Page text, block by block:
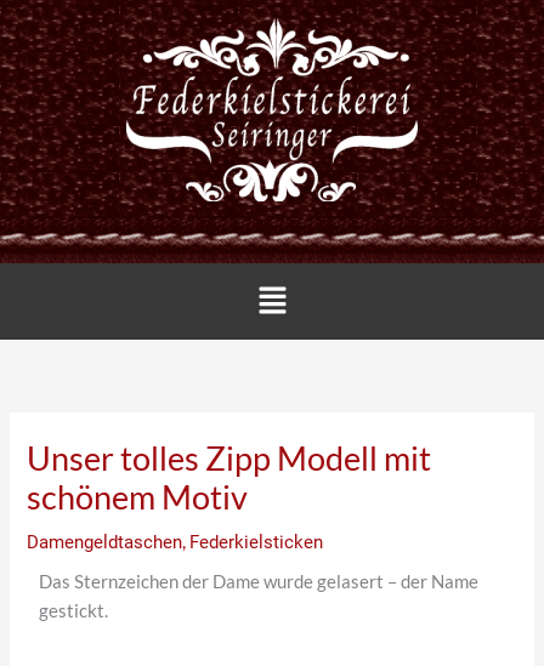
Zum
Inhalt
springen
Menü
Unser tolles Zipp Modell mit
schönem Motiv
Damengeldtaschen, Federkielsticken
Das Sternzeichen der Dame wurde gelasert – der Name
gestickt.